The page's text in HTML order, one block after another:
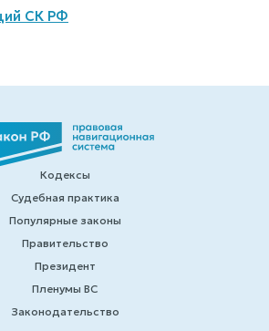
СК РФ
Кодексы
Судебная практика
Популярные законы
Правительство
Президент
Пленумы ВС
Законодательство